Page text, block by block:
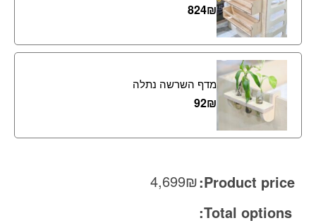
₪
824
מדף השרשה נתלה
₪
92
Product price:
₪
4,699
Total options: